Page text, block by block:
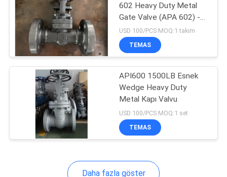
Küre Stop Vanası
602 Heavy Duty Metal
Gate Valve (APA 602) -
Ağır Güçlü Metal Kapı
Valfi
USD 100/PCS MOQ:1 takım
TEMAS
API600 1500LB Esnek
Wedge Heavy Duty
Metal Kapı Valvu
USD 100/PCS MOQ:1 set
TEMAS
Daha fazla göster